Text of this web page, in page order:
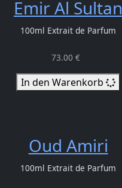
Emir Al Sultan
100ml Extrait de Parfum
73.00 €
In den Warenkorb
Oud Amiri
100ml Extrait de Parfum